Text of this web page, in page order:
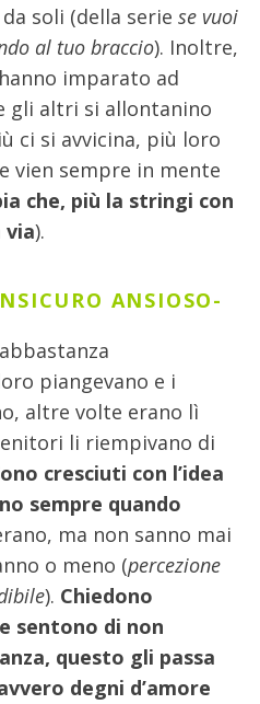
soli (della serie se vuoi
al tuo braccio). Inoltre,
imparato ad
gli altri si allontanino
ci si avvicina, più loro
vien sempre in mente
che, più la stringi con
via).
ANSIOSO-
piangevano e i
altre volte erano lì
li riempivano di
cresciuti con l’idea
sempre quando
ma non sanno mai
o meno (percezione
). Chiedono
sentono di non
questo gli passa
degni d’amore